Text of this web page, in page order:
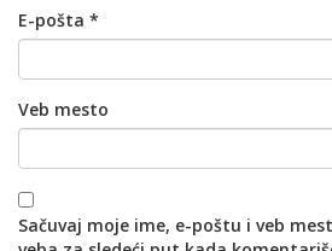
E-pošta *
Veb mesto
Sačuvaj moje ime, e-poštu i veb